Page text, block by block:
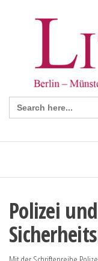
Search
for:
Polizei und